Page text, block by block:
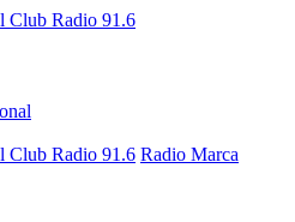
Club Radio 91.6
Club Radio 91.6 Radio Marca